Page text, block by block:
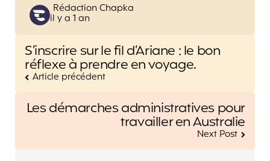
Posted
by
Rédaction Chapka
il y a 1 an
Post
navigation
S’inscrire sur le fil d’Ariane : le bon
réflexe à prendre en voyage.
Article précédent
Les démarches administratives pour
travailler en Australie
Next Post